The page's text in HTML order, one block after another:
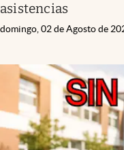
asistencias
domingo, 02 de Agosto de